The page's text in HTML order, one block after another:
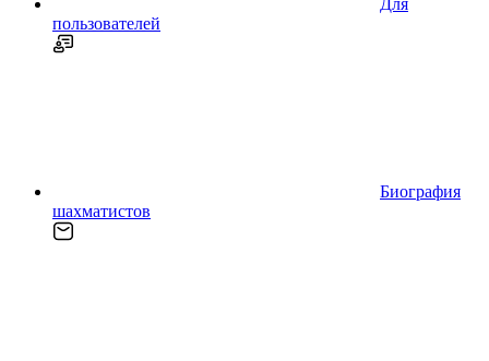
Для
пользователей
Биография
шахматистов